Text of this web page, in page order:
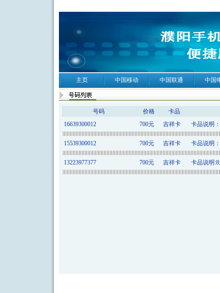
主页 中国移动 中国联通 中国
号码 价格
卡品
16639300012
700元 吉祥卡 卡品说明
15539300012 700元 吉祥卡 卡品说明
13223977377 700元 吉祥卡 卡品说明